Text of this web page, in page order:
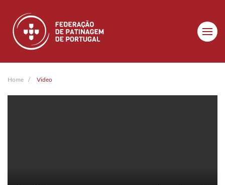
Skip to main content
Home Video